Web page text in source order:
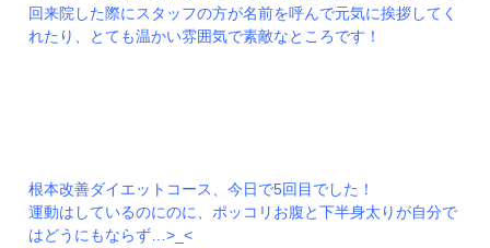
回来院した際にスタッフの方が名前を呼んで元気に挨拶してく
れたり、とても温かい雰囲気で素敵なところです！
根本改善ダイエットコース、今日で5回目でした！
運動はしているのにのに、ポッコリお腹と下半身太りが自分で
はどうにもならず…>_<